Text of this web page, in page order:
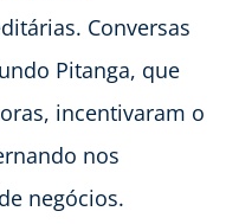
Conversas
Pitanga, que
incentivaram o
nos
negócios.